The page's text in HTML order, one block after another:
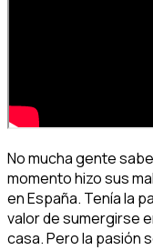
No mucha gente
momento hizo sus
en España. Tenía la
valor de sumergirse
casa. Pero la pasión